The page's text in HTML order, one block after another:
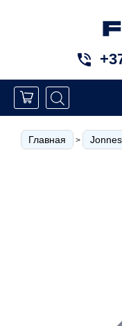
Главная >